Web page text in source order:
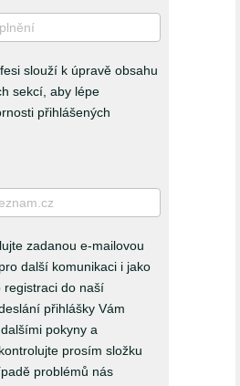
slouží k úpravě obsahu
sekcí, aby lépe
přihlášených
zadanou e-mailovou
další komunikaci i jako
registraci do naší
přihlášky Vám
pokyny a
prosím složku
problémů nás